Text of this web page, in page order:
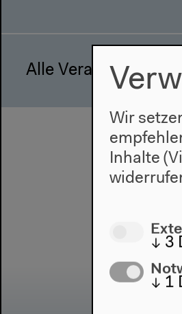
Alle Veranstaltungen
Wir
Inhalte
↓ 3
↓ 1